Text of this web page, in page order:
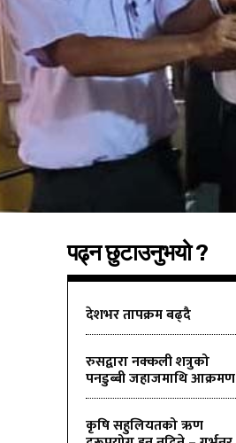
पढ्न छुटाउनुभयो ?
देशभर तापक्रम बढ्दै
रुसद्वारा नक्कली शत्रुको
पनडुब्बी जहाजमाथि आक्रमण
कृषि सहुलियतको ऋण